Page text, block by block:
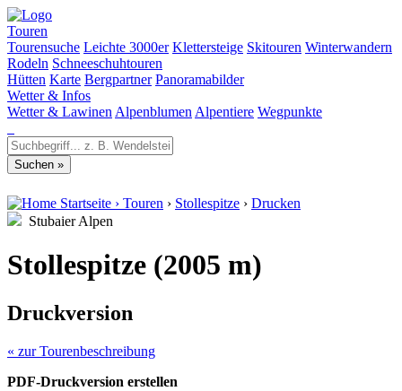
Touren
Tourensuche Leichte 3000er Klettersteige Skitouren Winterwandern
Rodeln Schneeschuhtouren
Hütten Karte Bergpartner Panoramabilder
Wetter & Infos
Wetter & Lawinen Alpenblumen Alpentiere Wegpunkte
Startseite › Touren › Stollespitze › Drucken
Stubaier Alpen
Stollespitze (2005 m)
Druckversion
« zur Tourenbeschreibung
PDF-Druckversion erstellen